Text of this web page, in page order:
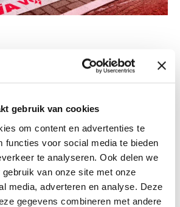
gebruik van cookies
om content en advertenties te
functies voor social media te bieden
te analyseren. Ook delen we
van onze site met onze
media, adverteren en analyse. Deze
gegevens combineren met andere
Fletcher Hotels starten
van DC-
Hotels starten landelijke uitrol
AVIA VOLT en...